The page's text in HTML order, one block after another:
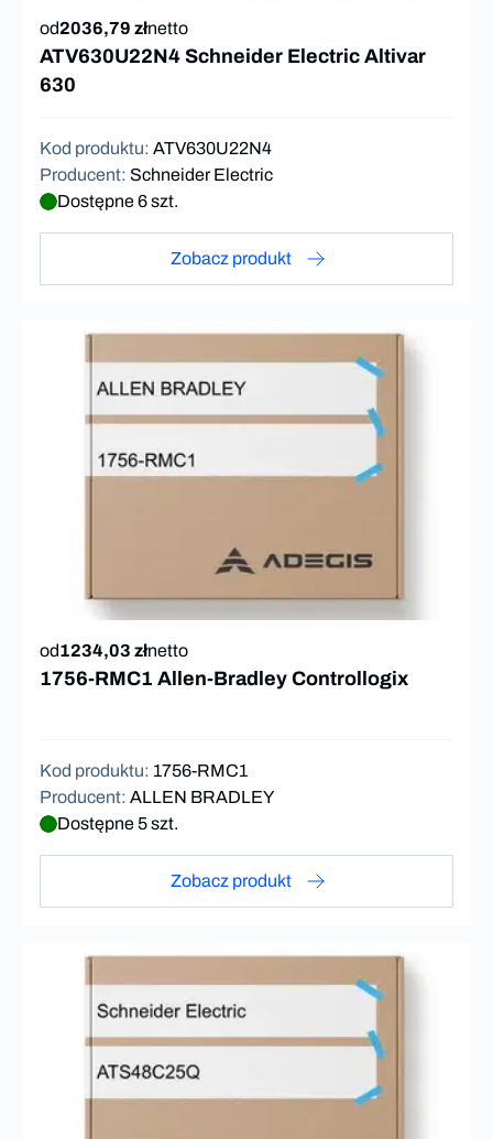
od2036,79 złnetto
ATV630U22N4 Schneider Electric Altivar
630
Kod produktu: ATV630U22N4
Producent: Schneider Electric
Dostępne 6 szt.
Zobacz produkt
od1234,03 złnetto
1756-RMC1 Allen-Bradley Controllogix
Kod produktu: 1756-RMC1
Producent: ALLEN BRADLEY
Dostępne 5 szt.
Zobacz produkt